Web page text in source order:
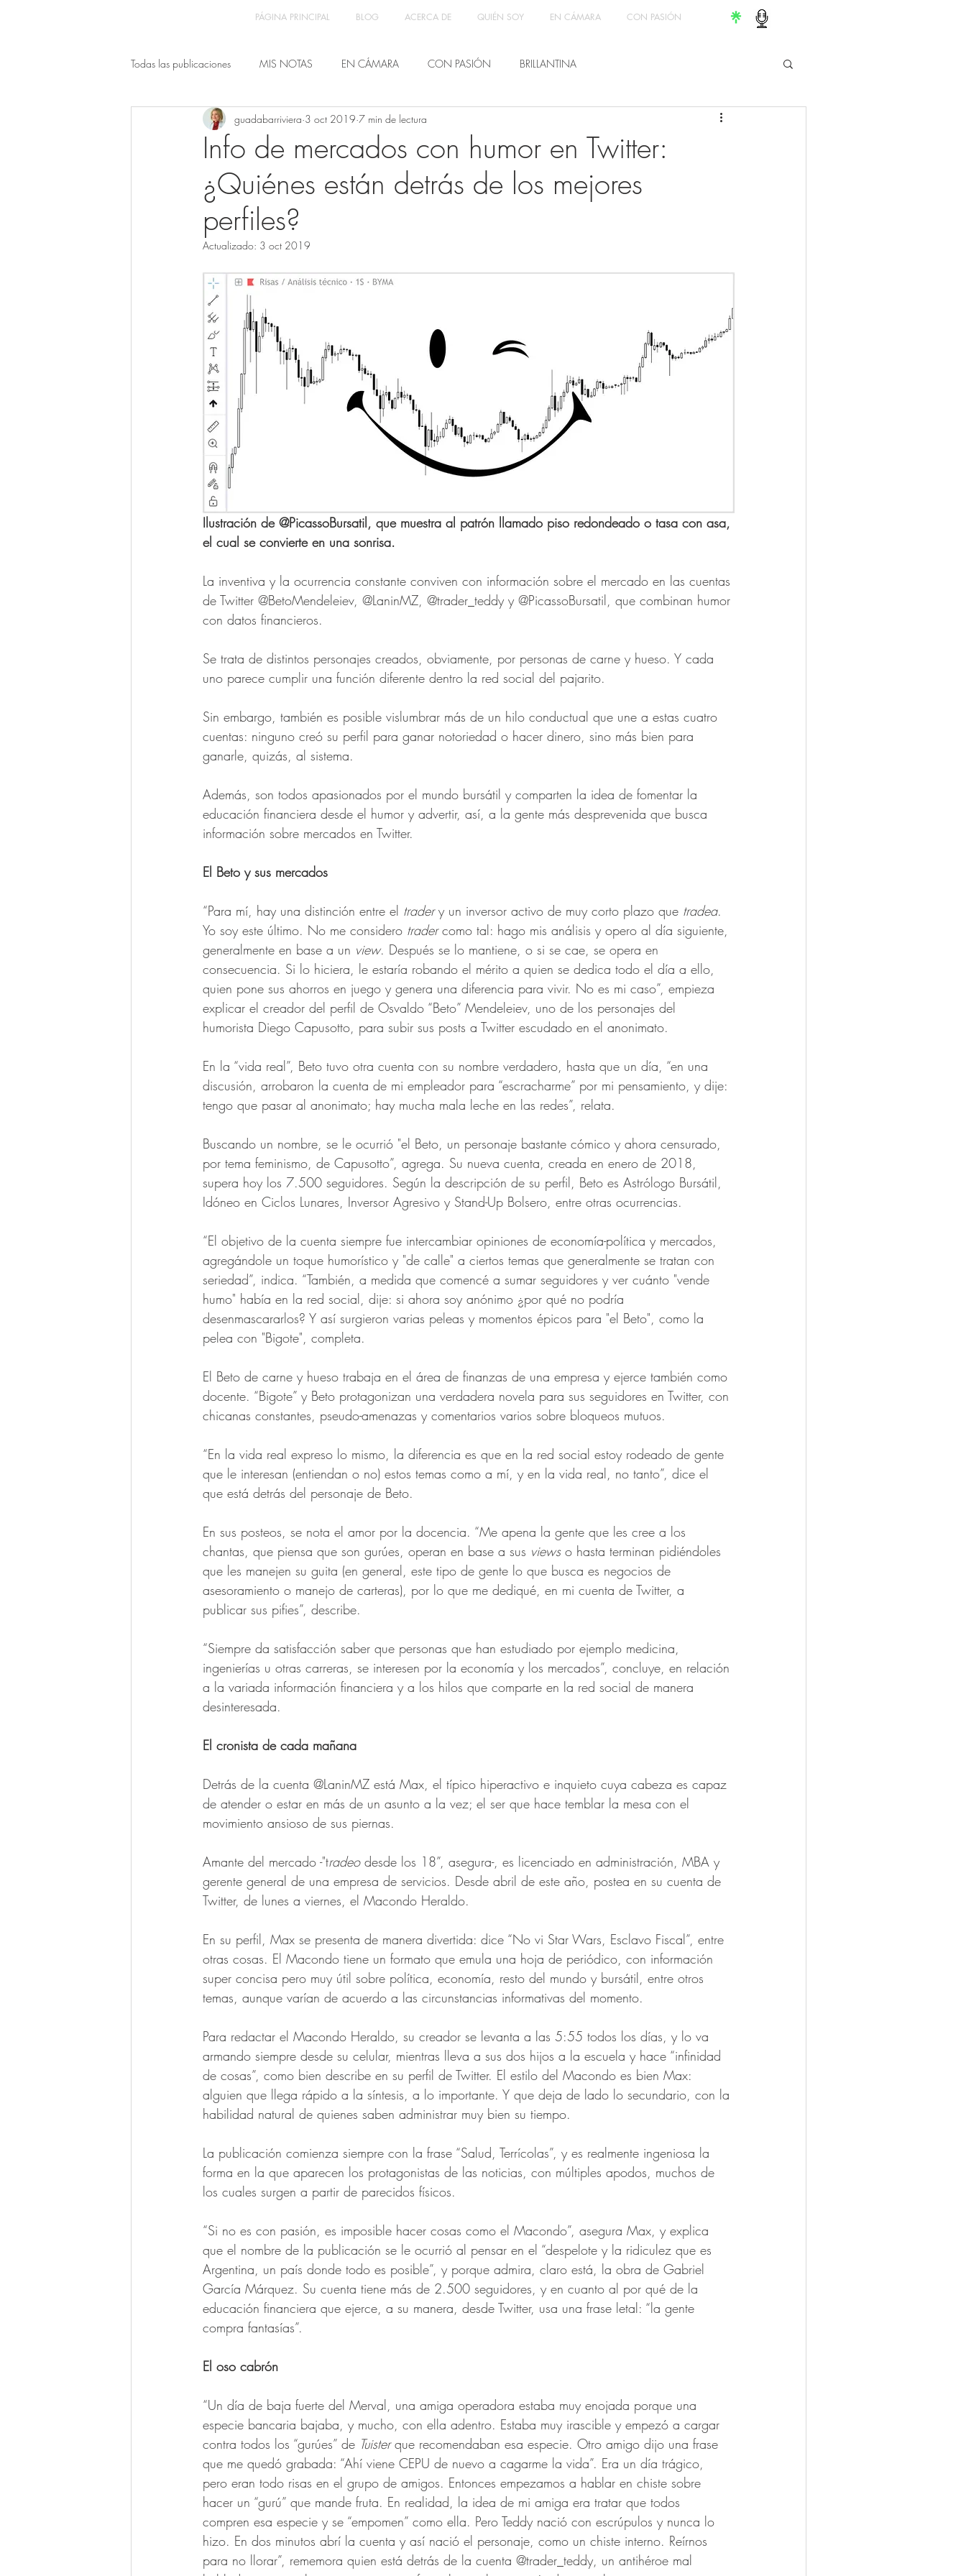
PÁGINA PRINCIPAL BLOG ACERCA DE QUIÉN SOY EN CÁMARA CON PASIÓN
Todas las publicaciones MIS NOTAS EN CÁMARA CON PASIÓN BRILLANTINA
Info de mercados con humor en Twitter:
¿Quiénes están detrás de los mejores
perfiles?
guadabarriviera 3 oct 2019 7 min de lectura
Actualizado: 3 oct 2019
Ilustración de @PicassoBursatil, que muestra al patrón llamado piso redondeado o tasa con asa,
el cual se convierte en una sonrisa.
La inventiva y la ocurrencia constante conviven con información sobre el mercado en las cuentas
de Twitter @BetoMendeleiev, @LaninMZ, @trader_teddy y @PicassoBursatil, que combinan humor
con datos financieros.
Se trata de distintos personajes creados, obviamente, por personas de carne y hueso. Y cada
uno parece cumplir una función diferente dentro la red social del pajarito.
Sin embargo, también es posible vislumbrar más de un hilo conductual que une a estas cuatro
cuentas: ninguno creó su perfil para ganar notoriedad o hacer dinero, sino más bien para
ganarle, quizás, al sistema.
Además, son todos apasionados por el mundo bursátil y comparten la idea de fomentar la
educación financiera desde el humor y advertir, así, a la gente más desprevenida que busca
información sobre mercados en Twitter.
El Beto y sus mercados
“Para mí, hay una distinción entre el trader y un inversor activo de muy corto plazo que tradea.
Yo soy este último. No me considero trader como tal: hago mis análisis y opero al día siguiente,
generalmente en base a un view. Después se lo mantiene, o si se cae, se opera en
consecuencia. Si lo hiciera, le estaría robando el mérito a quien se dedica todo el día a ello,
quien pone sus ahorros en juego y genera una diferencia para vivir. No es mi caso”, empieza
explicar el creador del perfil de Osvaldo “Beto” Mendeleiev, uno de los personajes del
humorista Diego Capusotto, para subir sus posts a Twitter escudado en el anonimato.
En la “vida real”, Beto tuvo otra cuenta con su nombre verdadero, hasta que un día, “en una
discusión, arrobaron la cuenta de mi empleador para “escracharme” por mi pensamiento, y dije:
tengo que pasar al anonimato; hay mucha mala leche en las redes”, relata.
Buscando un nombre, se le ocurrió "el Beto, un personaje bastante cómico y ahora censurado,
por tema feminismo, de Capusotto”, agrega. Su nueva cuenta, creada en enero de 2018,
supera hoy los 7.500 seguidores. Según la descripción de su perfil, Beto es Astrólogo Bursátil,
Idóneo en Ciclos Lunares, Inversor Agresivo y Stand-Up Bolsero, entre otras ocurrencias.
“El objetivo de la cuenta siempre fue intercambiar opiniones de economía-política y mercados,
agregándole un toque humorístico y "de calle" a ciertos temas que generalmente se tratan con
seriedad”, indica. “También, a medida que comencé a sumar seguidores y ver cuánto "vende
humo" había en la red social, dije: si ahora soy anónimo ¿por qué no podría
desenmascararlos? Y así surgieron varias peleas y momentos épicos para "el Beto", como la
pelea con "Bigote", completa.
El Beto de carne y hueso trabaja en el área de finanzas de una empresa y ejerce también como
docente. “Bigote” y Beto protagonizan una verdadera novela para sus seguidores en Twitter, con
chicanas constantes, pseudo-amenazas y comentarios varios sobre bloqueos mutuos.
“En la vida real expreso lo mismo, la diferencia es que en la red social estoy rodeado de gente
que le interesan (entiendan o no) estos temas como a mí, y en la vida real, no tanto”, dice el
que está detrás del personaje de Beto.
En sus posteos, se nota el amor por la docencia. “Me apena la gente que les cree a los
chantas, que piensa que son gurúes, operan en base a sus views o hasta terminan pidiéndoles
que les manejen su guita (en general, este tipo de gente lo que busca es negocios de
asesoramiento o manejo de carteras), por lo que me dediqué, en mi cuenta de Twitter, a
publicar sus pifies”, describe.
“Siempre da satisfacción saber que personas que han estudiado por ejemplo medicina,
ingenierías u otras carreras, se interesen por la economía y los mercados”, concluye, en relación
a la variada información financiera y a los hilos que comparte en la red social de manera
desinteresada.
El cronista de cada mañana
Detrás de la cuenta @LaninMZ está Max, el típico hiperactivo e inquieto cuya cabeza es capaz
de atender o estar en más de un asunto a la vez; el ser que hace temblar la mesa con el
movimiento ansioso de sus piernas.
Amante del mercado -"tradeo desde los 18”, asegura-, es licenciado en administración, MBA y
gerente general de una empresa de servicios. Desde abril de este año, postea en su cuenta de
Twitter, de lunes a viernes, el Macondo Heraldo.
En su perfil, Max se presenta de manera divertida: dice “No vi Star Wars, Esclavo Fiscal”, entre
otras cosas. El Macondo tiene un formato que emula una hoja de periódico, con información
super concisa pero muy útil sobre política, economía, resto del mundo y bursátil, entre otros
temas, aunque varían de acuerdo a las circunstancias informativas del momento.
Para redactar el Macondo Heraldo, su creador se levanta a las 5:55 todos los días, y lo va
armando siempre desde su celular, mientras lleva a sus dos hijos a la escuela y hace “infinidad
de cosas”, como bien describe en su perfil de Twitter. El estilo del Macondo es bien Max:
alguien que llega rápido a la síntesis, a lo importante. Y que deja de lado lo secundario, con la
habilidad natural de quienes saben administrar muy bien su tiempo.
La publicación comienza siempre con la frase “Salud, Terrícolas”, y es realmente ingeniosa la
forma en la que aparecen los protagonistas de las noticias, con múltiples apodos, muchos de
los cuales surgen a partir de parecidos físicos.
“Si no es con pasión, es imposible hacer cosas como el Macondo”, asegura Max, y explica
que el nombre de la publicación se le ocurrió al pensar en el “despelote y la ridiculez que es
Argentina, un país donde todo es posible”, y porque admira, claro está, la obra de Gabriel
García Márquez. Su cuenta tiene más de 2.500 seguidores, y en cuanto al por qué de la
educación financiera que ejerce, a su manera, desde Twitter, usa una frase letal: “la gente
compra fantasías”.
El oso cabrón
“Un día de baja fuerte del Merval, una amiga operadora estaba muy enojada porque una
especie bancaria bajaba, y mucho, con ella adentro. Estaba muy irascible y empezó a cargar
contra todos los “gurúes” de Tuister que recomendaban esa especie. Otro amigo dijo una frase
que me quedó grabada: “Ahí viene CEPU de nuevo a cagarme la vida”. Era un día trágico,
pero eran todo risas en el grupo de amigos. Entonces empezamos a hablar en chiste sobre
hacer un “gurú” que mande fruta. En realidad, la idea de mi amiga era tratar que todos
compren esa especie y se “empomen” como ella. Pero Teddy nació con escrúpulos y nunca lo
hizo. En dos minutos abrí la cuenta y así nació el personaje, como un chiste interno. Reírnos
para no llorar”, rememora quien está detrás de la cuenta @trader_teddy, un antihéroe mal